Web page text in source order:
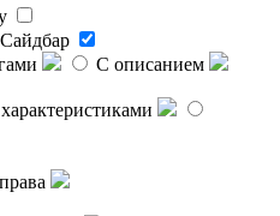
Сайдбар
С описанием